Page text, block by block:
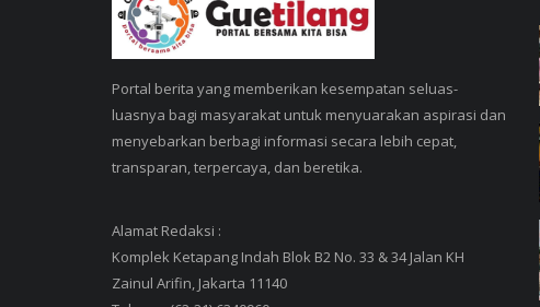
Portal berita yang memberikan kesempatan seluas-
luasnya bagi masyarakat untuk menyuarakan aspirasi dan
menyebarkan berbagi informasi secara lebih cepat,
transparan, terpercaya, dan beretika.
Alamat Redaksi :
Komplek Ketapang Indah Blok B2 No. 33 & 34 Jalan KH
Zainul Arifin, Jakarta 11140